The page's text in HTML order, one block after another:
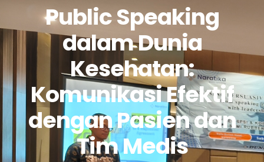
Public Speaking
dalam Dunia
Kesehatan:
Komunikasi Efektif
dengan Pasien dan
Tim Medis